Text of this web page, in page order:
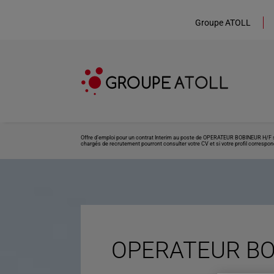
Groupe ATOLL
Offre d’emploi pour un contrat Interim au poste de OPERATEUR BOBINEUR
chargés de recrutement pourront consulter votre CV et si votre profil
OPERATEUR